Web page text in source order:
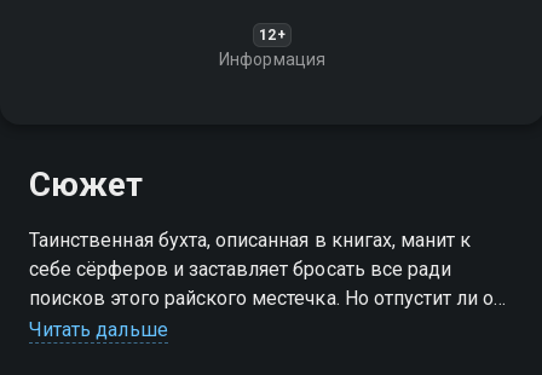
12+
Информация
Сюжет
Таинственная бухта, описанная в книгах, манит к
себе сёрферов и заставляет бросать все ради
поисков этого райского местечка. Но отпустит ли она
их, если однажды им всё же удастся её отыскать?
Читать дальше